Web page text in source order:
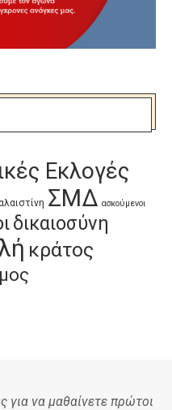
Εκλογές
ΣΜΔ ασκούμενοι
δικαιοσύνη
κράτος
για να μαθαίνετε πρώτοι